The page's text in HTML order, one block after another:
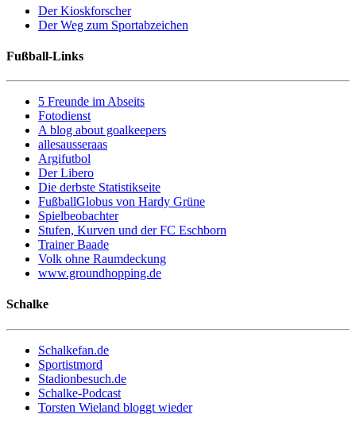
Der Kioskforscher
Der Weg zum Sportabzeichen
Fußball-Links
5 Freunde im Abseits
Fotodienst
A blog about goalkeepers
allesausseraas
Argifutbol
Der Libero
Die derbste Statistikseite
FußballGlobus von Hardy Grüne
Spielbeobachter
Stufen, Kurven und der FC Eschborn
Trainer Baade
Volk ohne Raumdeckung
www.groundhopping.de
Schalke
Schalkefan.de
Sportistmord
Stadionbesuch.de
Schalke-Podcast
Torsten Wieland bloggt wieder